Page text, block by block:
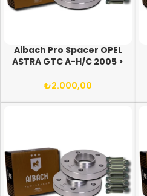
Aibach Pro Spacer OPEL
ASTRA GTC A-H/C 2005 >
65.1 12X1.50 BİJON
₺2.000,00